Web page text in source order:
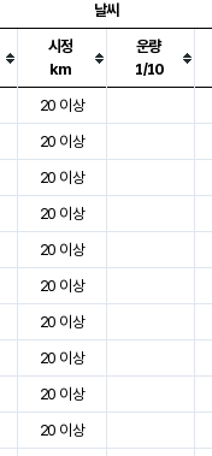
점, 날씨, 기온, 강수, 바람,
날씨
시정
km
운량
1/10
20 이상
20 이상
20 이상
20 이상
20 이상
20 이상
20 이상
20 이상
20 이상
20 이상